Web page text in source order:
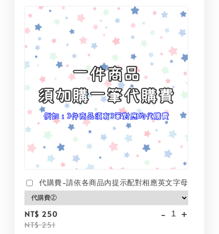
代購費-請依各商品內提示配對相應英文字母
NT$ 250
NT$ 251
- +